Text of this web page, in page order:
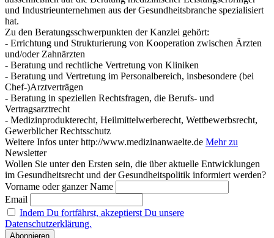
und Industrieunternehmen aus der Gesundheitsbranche spezialisiert
hat.
Zu den Beratungsschwerpunkten der Kanzlei gehört:
- Errichtung und Strukturierung von Kooperation zwischen Ärzten
und/oder Zahnärzten
- Beratung und rechtliche Vertretung von Kliniken
- Beratung und Vertretung im Personalbereich, insbesondere (bei
Chef-)Arztverträgen
- Beratung in speziellen Rechtsfragen, die Berufs- und
Vertragsarztrecht
- Medizinprodukterecht, Heilmittelwerberecht, Wettbewerbsrecht,
Gewerblicher Rechtsschutz
Weitere Infos unter http://www.medizinanwaelte.de Mehr zu
Newsletter
Wollen Sie unter den Ersten sein, die über aktuelle Entwicklungen
im Gesundheitsrecht und der Gesundheitspolitik informiert werden?
Vorname oder ganzer Name
Email
Indem Du fortfährst, akzeptierst Du unsere
Datenschutzerklärung.